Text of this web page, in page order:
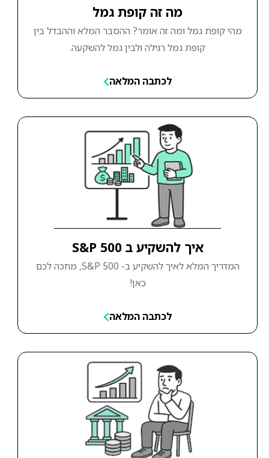
מה זה קופת גמל
מהי קופת גמל ומה זה אומר? ההסבר המלא וההבדל בין
קופת גמל רגילה ולבין גמל להשקעה.
לכתבה המלאה
איך להשקיע ב S&P 500
המדריך המלא לאיך להשקיע ב- S&P 500, מחכה לכם
כאן!
לכתבה המלאה